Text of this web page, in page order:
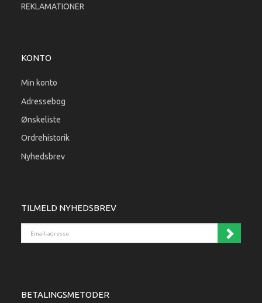
REKLAMATIONER
KONTO
Min konto
Adressebog
Ønskeliste
Ordrehistorik
Nyhedsbrev
TILMELD NYHEDSBREV
BETALINGSMETODER